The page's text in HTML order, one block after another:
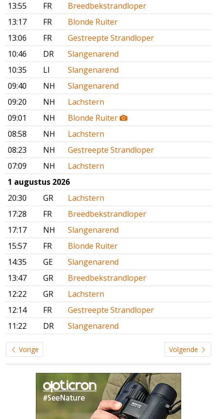
13:55
FR
Breedbekstrandloper
13:17
FR
Blonde Ruiter
13:06
FR
Gestreepte Strandloper
10:46
DR
Slangenarend
10:35
LI
Slangenarend
09:40
NH
Slangenarend
09:20
NH
Lachstern
09:01
NH
Blonde Ruiter
08:58
NH
Lachstern
08:23
NH
Gestreepte Strandloper
07:09
NH
Lachstern
1 augustus 2026
20:30
GR
Lachstern
17:28
FR
Breedbekstrandloper
17:17
NH
Slangenarend
15:57
FR
Blonde Ruiter
14:35
GE
Slangenarend
13:47
GR
Breedbekstrandloper
12:22
GR
Lachstern
12:14
FR
Gestreepte Strandloper
11:22
DR Slangenarend
Vorige Volgende